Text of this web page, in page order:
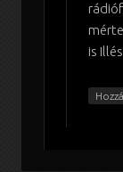
is